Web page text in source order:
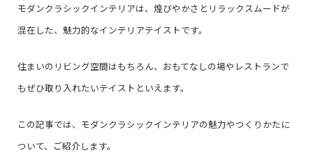
モダンクラシックインテリアは、煌びやかさとリラックスムードが
混在した、魅力的なインテリアテイストです。
住まいのリビング空間はもちろん、おもてなしの場やレストランで
もぜひ取り入れたいテイストといえます。
この記事では、モダンクラシックインテリアの魅力やつくりかたに
ついて、ご紹介します。